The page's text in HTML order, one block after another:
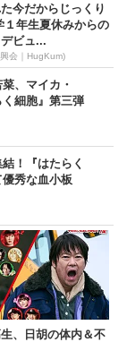
今だからじっくり
１年生夏休みからの
デビュ...
会｜HugKum)
、マイカ・
細胞』第三弾
！『はたらく
秀な血小板
、日胡の体内＆不